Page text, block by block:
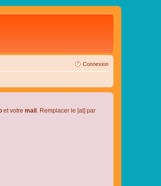
Connexion
et votre mail . Remplacer le [at] par